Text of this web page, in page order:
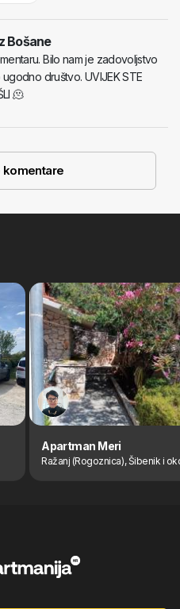
Bošane
Bilo nam je zadovoljstvo
društvo. UVIJEK STE
🫠
komentare
Apartman Meri
Ražanj (Rogoznica), Šibenik i